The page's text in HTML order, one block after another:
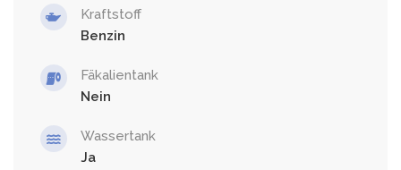
Kraftstoff
Benzin
Fäkalientank
Nein
Wassertank
Ja